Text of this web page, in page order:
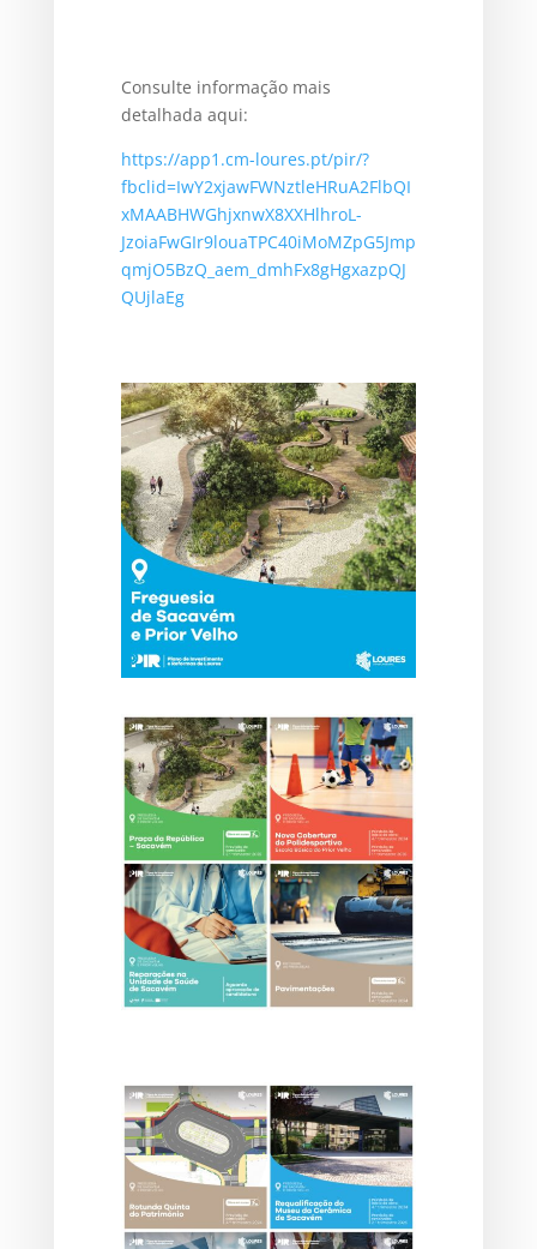
Consulte informação mais
detalhada aqui:
https://app1.cm-loures.pt/pir/?
fbclid=IwY2xjawFWNztleHRuA2FlbQI
xMAABHWGhjxnwX8XXHlhroL-
JzoiaFwGIr9louaTPC40iMoMZpG5Jmp
qmjO5BzQ_aem_dmhFx8gHgxazpQJ
QUjlaEg